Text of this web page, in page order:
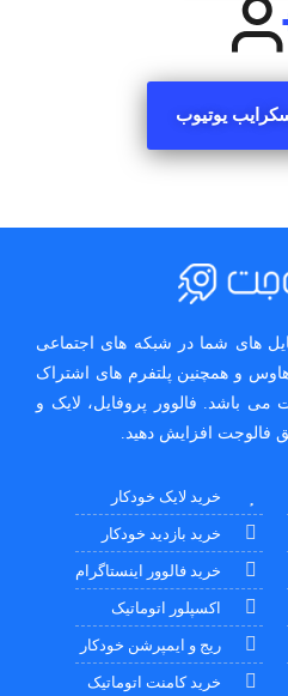
یوتیوب
های شما در شبکه های اجتماعی
هاوس و همچنین پلتفرم های اشتراک
می باشد. فالوور پروفایل، لایک و
فالوجت افزایش دهید.
خرید لایک خودکار
خرید بازدید خودکار
خرید فالوور اینستاگرام
اکسپلور اتوماتیک
ریج و ایمپرشن خودکار
خرید کامنت اتوماتیک